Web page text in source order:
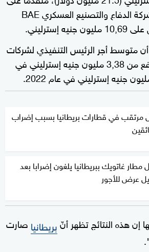
تشارلز وودبورن من شركة الدفاع والتصنيع العسكري BAE
متوسط أجر الرئيس التنفيذي لشركات
مؤشر FTSE 100 ارتفع من 3,38 مليون جنيه إسترليني في
مرتقب في قطارات بريطانيا بسبب إضراب
مطار غاتويك ببريطانيا يلغون إضرابا بعد
عرض للأجور
إن هذه النتائج تظهر أنّبريطانيا صارت